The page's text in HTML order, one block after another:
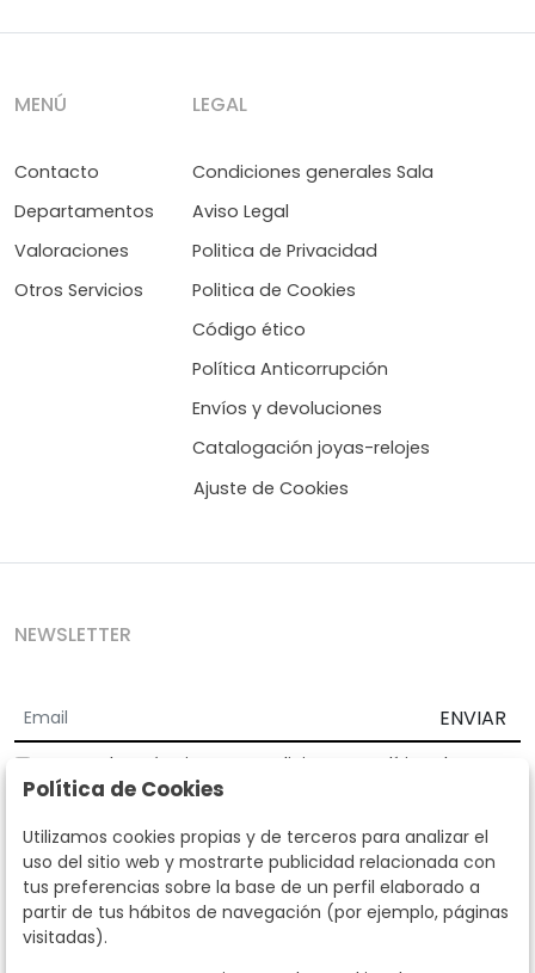
MENÚ
Contacto
Departamentos
Valoraciones
Otros Servicios
LEGAL
Condiciones generales Sala
Aviso Legal
Politica de Privacidad
Politica de Cookies
Código ético
Política Anticorrupción
Envíos y devoluciones
Catalogación joyas-relojes
Ajuste de Cookies
NEWSLETTER
ENVIAR
Acepto los Términos y Condiciones
Política de
privacidad
Según la LOPD y disposiciones de desarrollo, informamos que sus
datos personales serán tratados por parte de Subastas Segre con la
finalidad de gestionar la relación comercial. Puede ejercitar los
derechos de acceso, rectificación, cancelación, oposición y demás
derechos en los términos establecidos en la normativa vigente
dirigiéndote a nosotros. Asimismo, nos puede solicitar el envío de
Política de Cookies
Utilizamos cookies propias y de terceros para analizar el
uso del sitio web y mostrarte publicidad relacionada con
tus preferencias sobre la base de un perfil elaborado a
partir de tus hábitos de navegación (por ejemplo, páginas
visitadas).